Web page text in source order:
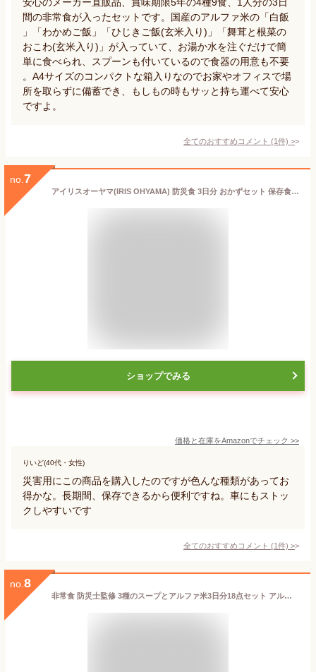
間の非常食が入ったセットです。国産のアルファ米の「白飯
」「わかめご飯」「ひじきご飯(玄米入り)」「舞茸と根菜の
おこわ(玄米入り)」が入っていて、お湯か水を注ぐだけで簡
単に食べられ、スプーンも付いているので食器の用意も不要
。A4サイズのコンパクトな箱入りなのでお家やオフィスで場
所を取らずに備蓄でき、もしもの時もサッと持ち運べて安心
ですよ。
全てのおすすめコメント (1件) >
no. 7
アイリスオーヤマ(IRIS OHYAMA) 防災食 3日分 おかずセット 保存食 非常食 8種28食セット 3日分【防災は3日分が基本】
ショップでみる
価格と在庫をAmazonでチェック >>
りいど(40代・女性)
災害用にこの商品を購入したのですが色んな種類があってお
得かな。長期間、保存できるから便利ですね。車にもストッ
クしやすいです
全てのおすすめコメント (1件) >
no. 8
非常食 防災士監修 3種のスープとアルファ米3日分18点セット アルファ米9種 スープ3種 防災備蓄 長期保存食 国内製造 備蓄用 栄養補給 5年保存 野菜 補給 オリジナル防災ガイド付